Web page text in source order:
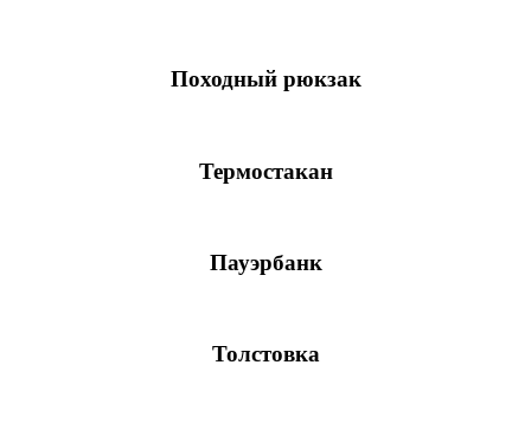
Походный рюкзак
Термостакан
Пауэрбанк
Толстовка